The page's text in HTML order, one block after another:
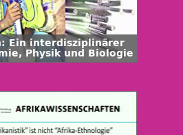
Ein interdisziplinärer
Physik und Biologie